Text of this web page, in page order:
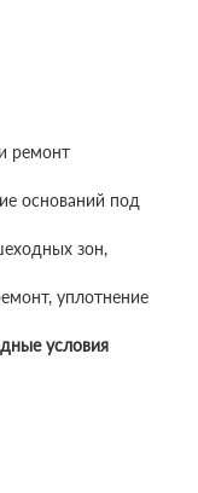
ремонт
оснований под
зон,
уплотнение
условия